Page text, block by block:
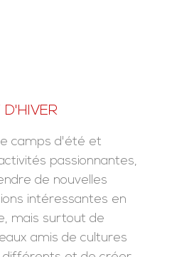
camps d'été et
passionnantes,
de nouvelles
intéressantes en
mais surtout de
amis de cultures